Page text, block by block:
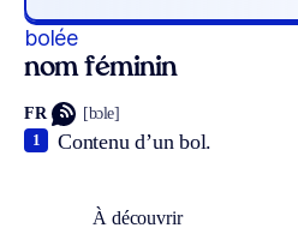
bolée
nom féminin
FR [bɔle]
Contenu d’un bol.
1
À découvrir